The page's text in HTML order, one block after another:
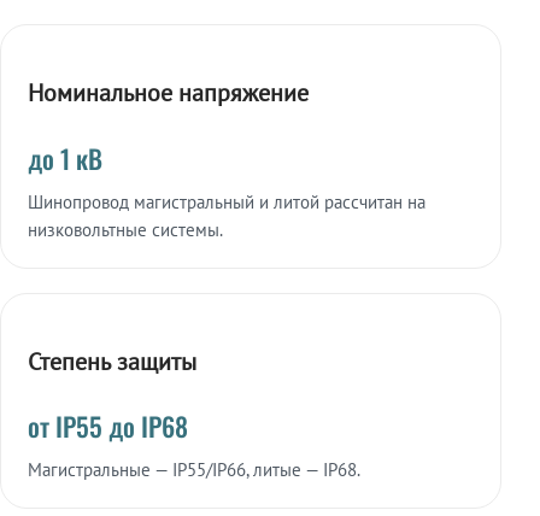
Номинальное напряжение
до 1 кВ
Шинопровод магистральный и литой рассчитан на
низковольтные системы.
Степень защиты
от IP55 до IP68
Магистральные — IP55/IP66, литые — IP68.